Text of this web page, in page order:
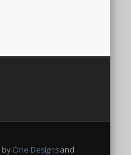
by One Designsand